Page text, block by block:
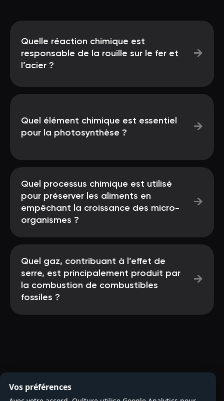
Quelle réaction chimique est
responsable de la rouille sur le fer et
l’acier ?
→
Quel élément chimique est essentiel
pour la photosynthèse ?
→
Quel processus chimique est utilisé
pour préserver les aliments en
empêchant la croissance des micro-
organismes ?
→
Quel gaz, contribuant à l’effet de
serre, est principalement produit par
la combustion de combustibles
fossiles ?
→
Vos préférences